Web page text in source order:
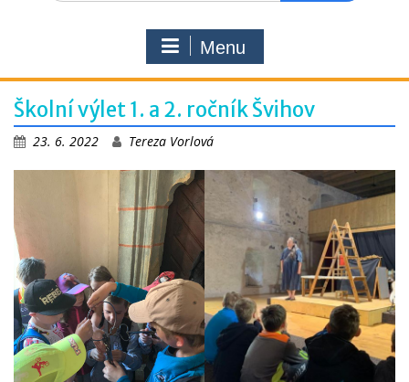
Menu
Školní výlet 1. a 2. ročník Švihov
23. 6. 2022 Tereza Vorlová